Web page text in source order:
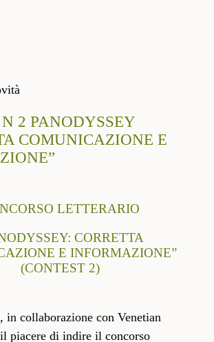
2 PANODYSSEY
COMUNICAZIONE E
LETTERARIO
CORRETTA
E INFORMAZIONE”
(CONTEST 2)
in collaborazione con Venetian
piacere di indire il concorso